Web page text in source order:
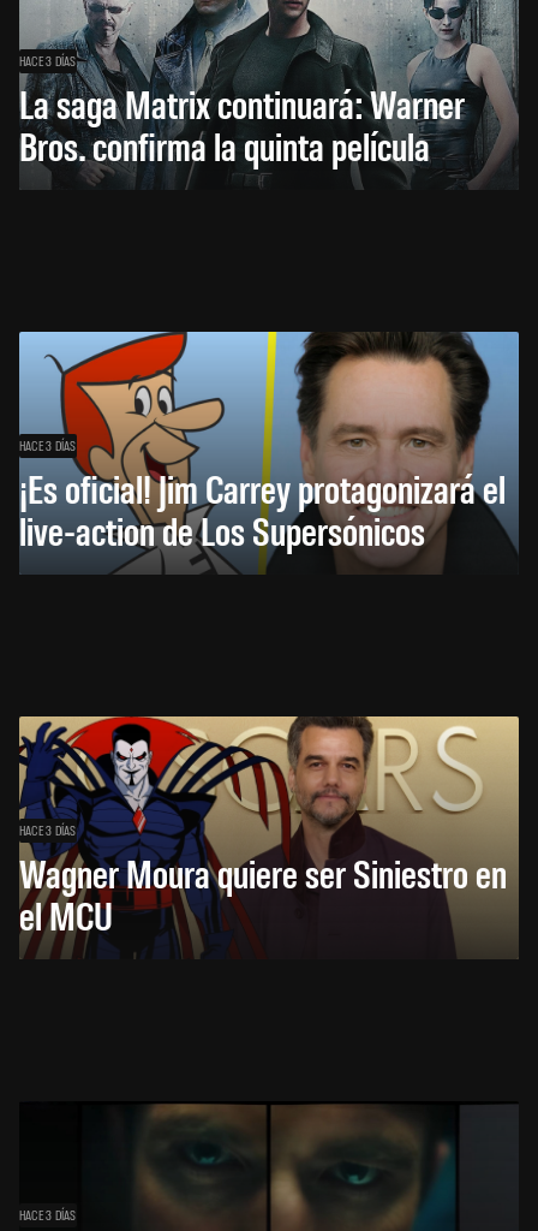
HACE 3 DÍAS
La saga Matrix continuará: Warner
Bros. confirma la quinta película
HACE 3 DÍAS
¡Es oficial! Jim Carrey protagonizará el
live-action de Los Supersónicos
HACE 3 DÍAS
Wagner Moura quiere ser Siniestro en
el MCU
HACE 3 DÍAS